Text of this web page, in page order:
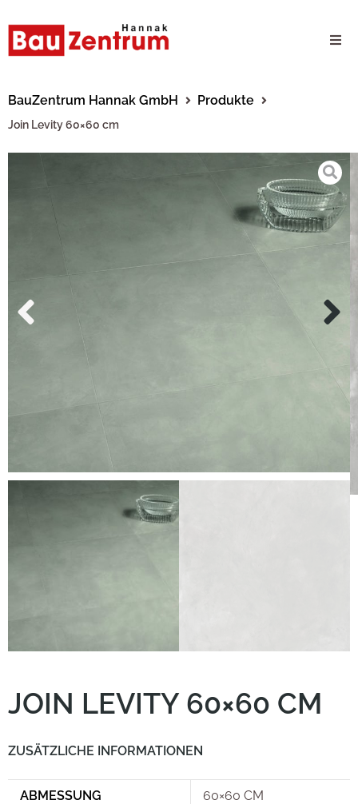
24/7 Schauraum
BauZentrum Hannak GmbH Produkte
Join Levity 60×60 cm
JOIN LEVITY 60×60 CM
ZUSÄTZLICHE INFORMATIONEN
ABMESSUNG 60×60 CM